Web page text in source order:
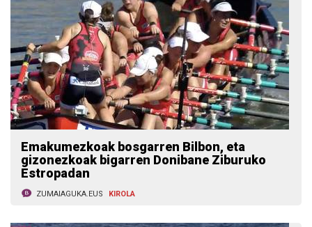
Emakumezkoak bosgarren Bilbon, eta
gizonezkoak bigarren Donibane Ziburuko
Estropadan
ZUMAIAGUKA.EUS KIROLA